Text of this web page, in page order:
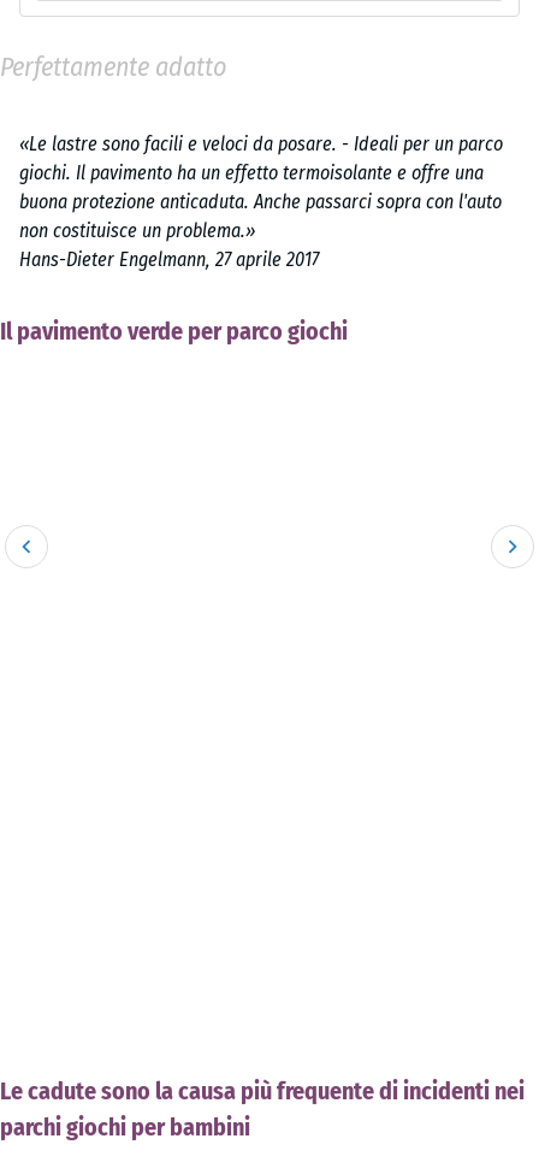
Perfettamente adatto
«Le lastre sono facili e veloci da posare. - Ideali per un parco
giochi. Il pavimento ha un effetto termoisolante e offre una
buona protezione anticaduta. Anche passarci sopra con l'auto
non costituisce un problema.»
Hans-Dieter Engelmann, 27 aprile 2017
Il pavimento verde per parco giochi
Le cadute sono la causa più frequente di incidenti nei
parchi giochi per bambini